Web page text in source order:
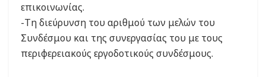
επικοινωνίας.
-Τη διεύρυνση του αριθμού των μελών του
Συνδέσμου και της συνεργασίας του με τους
περιφερειακούς εργοδοτικούς συνδέσμους.